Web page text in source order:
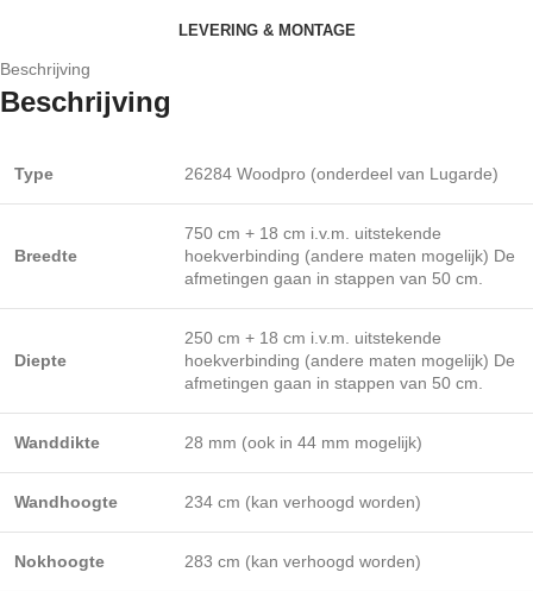
LEVERING & MONTAGE
Beschrijving
Beschrijving
Type 26284 Woodpro (onderdeel van Lugarde)
Breedte
750 cm + 18 cm i.v.m. uitstekende
hoekverbinding (andere maten mogelijk) De
afmetingen gaan in stappen van 50 cm.
Diepte
250 cm + 18 cm i.v.m. uitstekende
hoekverbinding (andere maten mogelijk) De
afmetingen gaan in stappen van 50 cm.
Wanddikte 28 mm (ook in 44 mm mogelijk)
Wandhoogte 234 cm (kan verhoogd worden)
Nokhoogte 283 cm (kan verhoogd worden)